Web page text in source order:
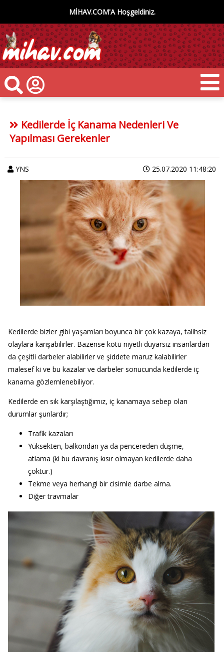
MİHAV.COM'A Hoşgeldiniz.
Kedilerde İç Kanama Nedenleri Ve
Yapılması Gerekenler
YNS 25.07.2020 11:48:20
Kedilerde bizler gibi yaşamları boyunca bir çok kazaya, talihsiz
olaylara karışabilirler. Bazense kötü niyetli duyarsız insanlardan
da çeşitli darbeler alabilirler ve şiddete maruz kalabilirler
malesef ki ve bu kazalar ve darbeler sonucunda kedilerde iç
kanama gözlemlenebiliyor.
Kedilerde en sık karşılaştığımız, iç kanamaya sebep olan
durumlar şunlardır;
Trafik kazaları
Yüksekten, balkondan ya da pencereden düşme,
atlama (ki bu davranış kısır olmayan kedilerde daha
çoktur.)
Tekme veya herhangi bir cisimle darbe alma.
Diğer travmalar